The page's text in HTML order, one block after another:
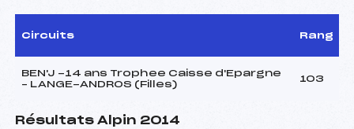
Circuits Rang
BEN'J -14 ans Trophee Caisse d'Epargne
– LANGE-ANDROS (Filles)
103
Résultats Alpin 2014